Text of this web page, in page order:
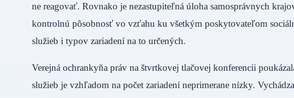
ne reagovať. Rovnako je nezastupiteľná úloha samosprávnych
kontrolnú pôsobnosť vo vzťahu ku všetkým poskytovateľom
služieb i typov zariadení na to určených.
Verejná ochrankyňa práv na štvrtkovej tlačovej konferencii
služieb je vzhľadom na počet zariadení neprimerane nízky.